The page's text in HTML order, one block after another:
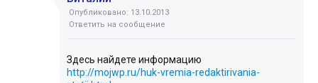
Опубликовано: 13.10.2013
Ответить на сообщение
Здесь найдете информацию
http://mojwp.ru/huk-vremia-redaktirivania-